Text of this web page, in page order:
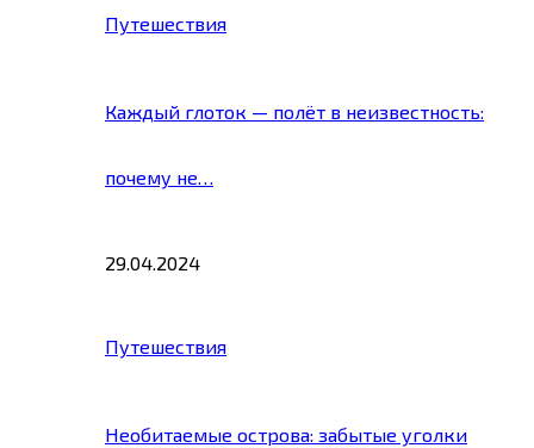
Путешествия
Каждый глоток — полёт в неизвестность:
почему не…
29.04.2024
Путешествия
Необитаемые острова: забытые уголки